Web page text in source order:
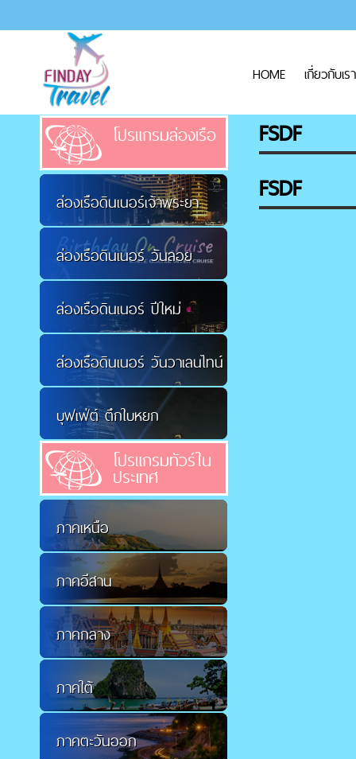
HOME เกี่ยวกับเรา
โปรแกรมล่องเรือ
ล่องเรือดินเนอร์เจ้าพระยา
ล่องเรือดินเนอร์ วันลอย
กระทง
ล่องเรือดินเนอร์ ปีใหม่
ล่องเรือดินเนอร์ วันวาเลนไทน์
บุฟเฟ่ต์ ตึกใบหยก
โปรแกรมทัวร์ใน
ประเทศ
ภาคเหนือ
ภาคอีสาน
ภาคกลาง
ภาคใต้
ภาคตะวันออก
FSDF
FSDF